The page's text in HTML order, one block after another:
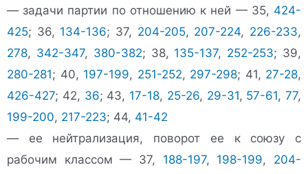
— задачи партии по отношению к ней — 35, 424-
425; 36, 134-136; 37, 204-205, 207-224, 226-233,
278, 342-347, 380-382; 38, 135-137, 252-253; 39,
280-281; 40, 197-199, 251-252, 297-298; 41, 27-28,
426-427; 42, 36; 43, 17-18, 25-26, 29-31, 57-61, 77,
199-200, 217-223; 44, 41-42
— ее нейтрализация, поворот ее к союзу с
рабочим классом — 37, 188-197, 198-199, 204-